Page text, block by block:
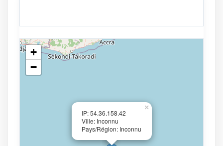
IP: 54.36.158.42
Ville: Inconnu
Pays/Région: Inconnu
×
+
−